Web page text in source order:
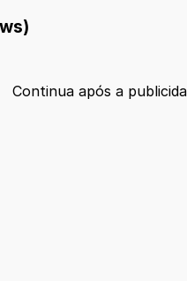
Continua após a